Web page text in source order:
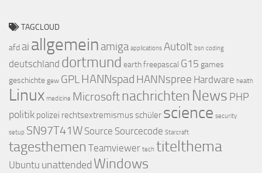
TAGCLOUD
afd ai allgemein amiga applications AutoIt bsn coding
deutschland dortmund earthfreepascal G15 games
geschichte gew GPLHANNspad HANNspree Hardware health
Linux medicine Microsoft nachrichten News PHP
politik polizei rechtsextremismusschüler science security
setup SN97T41W Source Sourcecode Starcraft
tagesthemen Teamviewer tech titelthema
Ubuntu unattended Windows